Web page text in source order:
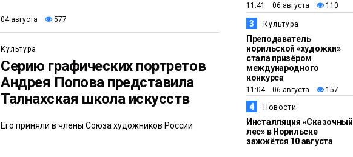
04 августа 577
Культура
Серию графических портретов
Андрея Попова представила
Талнахская школа искусств
Его приняли в члены Союза художников России
11:41 06 августа 110
3 Культура
Преподаватель
норильской «художки»
стала призёром
международного
конкурса
11:04 06 августа 157
4 Новости
Инсталляция «Сказочный
лес» в Норильске
зажжётся 10 августа